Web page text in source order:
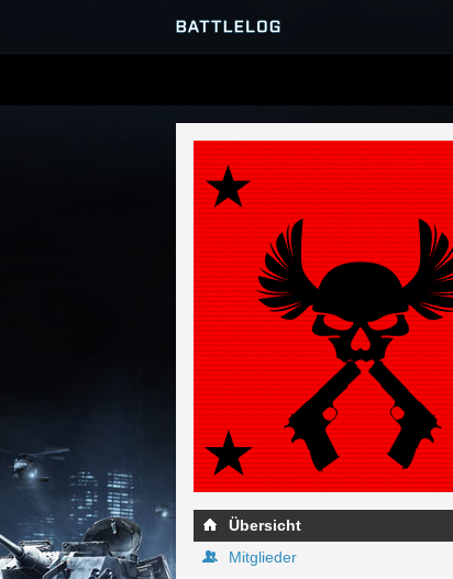
SERVER-BROWSER
MATCHES
Übersicht
Mitglieder